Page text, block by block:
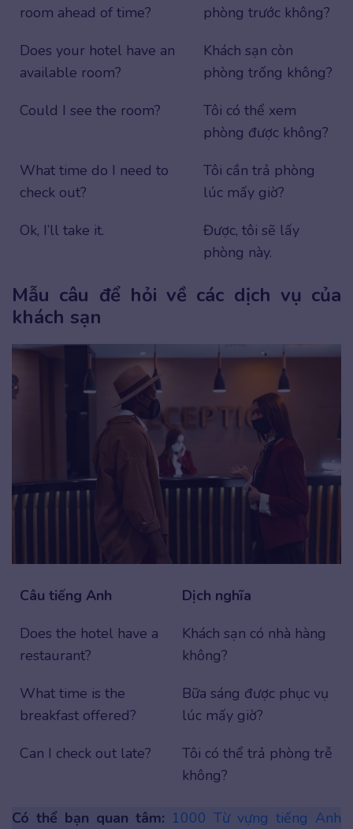
room ahead of time?
phòng trước không?
Does your hotel have an
available room?
Khách sạn còn
phòng trống không?
Could I see the room?
Tôi có thể xem
phòng được không?
What time do I need to
check out?
Tôi cần trả phòng
lúc mấy giờ?
Ok, I’ll take it.
Được, tôi sẽ lấy
phòng này.
Mẫu câu để hỏi về các dịch vụ của
khách sạn
Câu tiếng Anh
Dịch nghĩa
Does the hotel have a
restaurant?
Khách sạn có nhà hàng
không?
What time is the
breakfast offered?
Bữa sáng được phục vụ
lúc mấy giờ?
Can I check out late?
Tôi có thể trả phòng trễ
không?
Có thể bạn quan tâm: 1000 Từ vựng tiếng Anh